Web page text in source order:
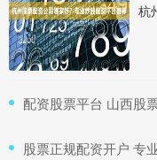
配资股票平台 山西股
股票正规配资开户 专